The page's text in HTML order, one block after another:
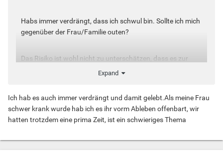
Habs immer verdrängt, dass ich schwul bin. Sollte ich mich
gegenüber der Frau/Familie outen?
Das Risiko ist wohl nicht zu unterschätzen, dass es zur
Wem geht es auch so?
Expand
Ich hab es auch immer verdrängt und damit gelebt.Als meine Frau
schwer krank wurde hab ich es ihr vorm Ableben offenbart, wir
hatten trotzdem eine prima Zeit, ist ein schwieriges Thema